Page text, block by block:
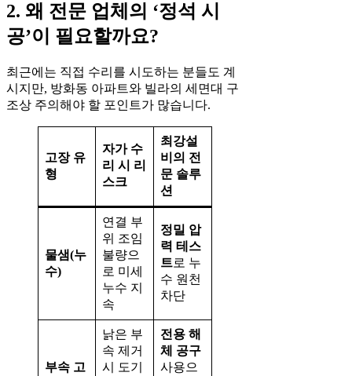
2. 왜 전문 업체의 ‘정석 시
공’이 필요할까요?
최근에는 직접 수리를 시도하는 분들도 계
시지만, 방화동 아파트와 빌라의 세면대 구
조상 주의해야 할 포인트가 많습니다.
고장 유
형
자가 수
리 시 리
스크
최강설
비의 전
문 솔루
션
물샘(누
수)
연결 부
위 조임
불량으
로 미세
누수 지
속
정밀 압
력 테스
트로 누
수 원천
차단
부속 고
낡은 부
속 제거
시 도기
전용 해
체 공구
사용으